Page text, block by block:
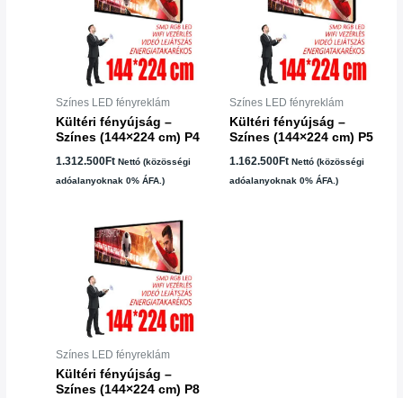
Színes LED fényreklám
Kültéri fényújság –
Színes (144×224 cm) P4
1.312.500Ft Nettó (közösségi
adóalanyoknak 0% ÁFA.)
Színes LED fényreklám
Kültéri fényújság –
Színes (144×224 cm) P5
1.162.500Ft Nettó (közösségi
adóalanyoknak 0% ÁFA.)
Színes LED fényreklám
Kültéri fényújság –
Színes (144×224 cm) P8